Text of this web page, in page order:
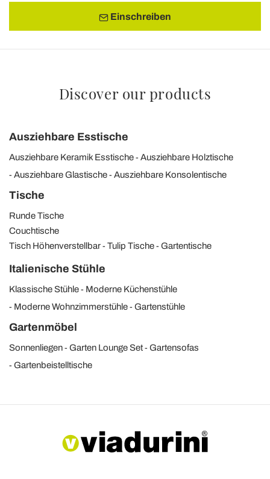
Einschreiben
Discover our products
Ausziehbare Esstische
Ausziehbare Keramik Esstische
Ausziehbare Holztische
Ausziehbare Glastische
Ausziehbare Konsolentische
Tische
Runde Tische
Couchtische
Tisch Höhenverstellbar
Tulip Tische Gartentische
Italienische Stühle
Klassische Stühle
Moderne Küchenstühle
Moderne Wohnzimmerstühle
Gartenstühle
Gartenmöbel
Sonnenliegen Garten Lounge Set
Gartensofas
Gartenbeistelltische